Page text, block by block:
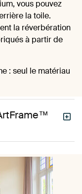
vous pouvez
la toile.
la réverbération
à partir de
: seul le matériau